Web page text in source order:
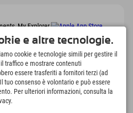
My Explorer
dei ristoranti e
4.634km
e altre tecnologie.
cookie e tecnologie simili per gestire il
traffico e mostrare contenuti
essere trasferiti a fornitori terzi (ad
tuo consenso è volontario e può essere
Per ulteriori informazioni, consulta la